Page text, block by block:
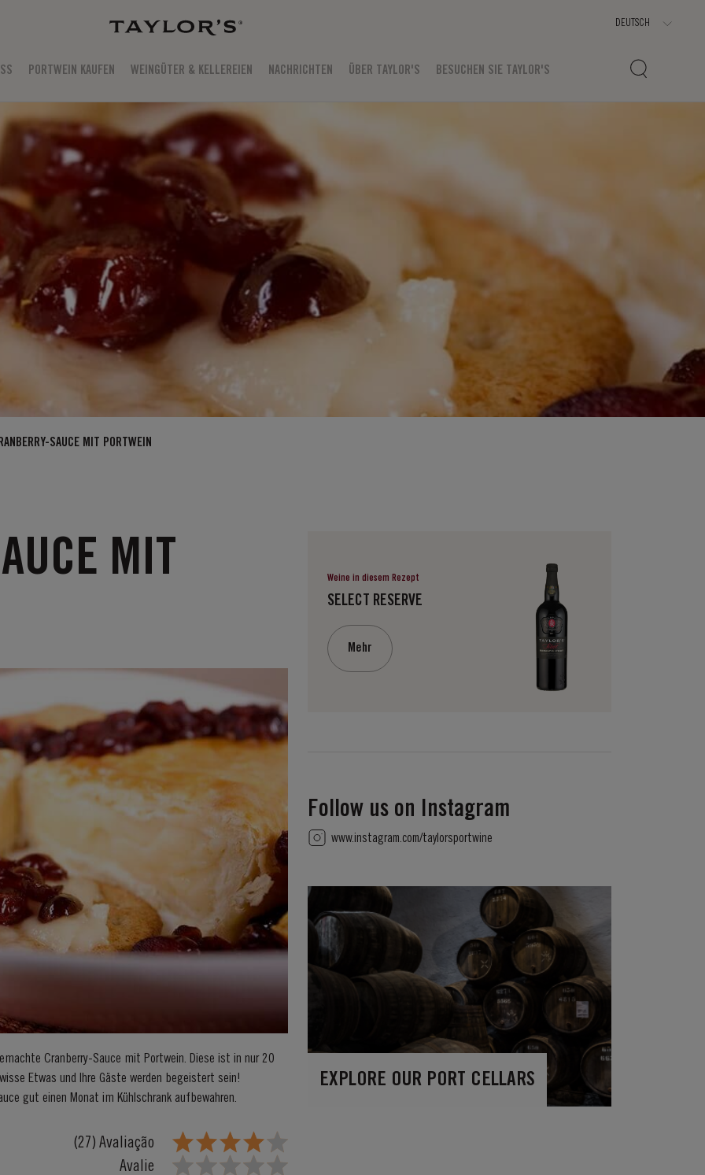
PORTWEIN KAUFEN WEINGÜTER & KELLEREIEN NACHRICHTEN ÜBER TAYLOR'S BESUCHEN SIE TAYLOR'S
SAUCE MIT PORTWEIN
MIT
Cranberry-Sauce mit Portwein. Diese ist in nur 20
Etwas und Ihre Gäste werden begeistert sein!
gut einen Monat im Kühlschrank aufbewahren.
(27) Avaliação
Avalie
Weine in diesem Rezept
SELECT RESERVE
Mehr
Follow us on Instagram
www.instagram.com/taylorsportwine
EXPLORE OUR PORT CELLARS